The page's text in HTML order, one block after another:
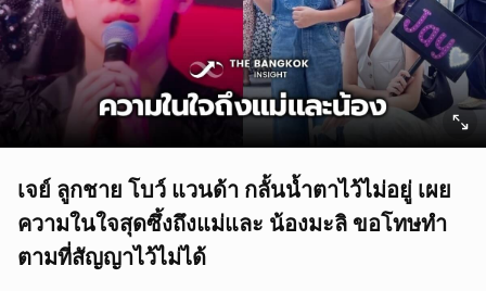
เจย์ ลูกชาย โบว์ แวนด้า กลั้นน้ำตาไว้ไม่อยู่ เผย
ความในใจสุดซึ้งถึงแม่และ น้องมะลิ ขอโทษทำ
ตามที่สัญญาไว้ไม่ได้